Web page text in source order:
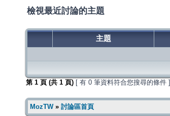
檢視最近討論的主題
主題
第 1 頁 (共 1 頁) [ 有 0 筆資料符合您搜尋的條件 ]
MozTW» 討論區首頁